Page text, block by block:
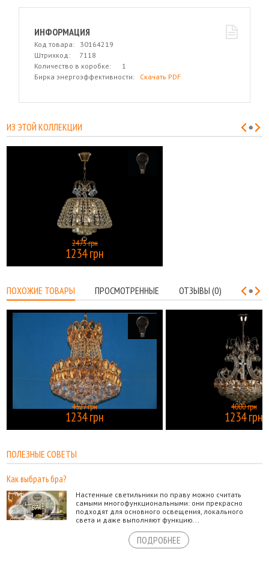
ИНФОРМАЦИЯ
Код товара: 30164219
Штрихкод: 7118
Количество в коробке: 1
Бирка энергоэффективности: Скачать PDF
ИЗ ЭТОЙ КОЛЛЕКЦИИ
2473 грн
1234 грн
ПОХОЖИЕ ТОВАРЫ ПРОСМОТРЕННЫЕ ОТЗЫВЫ (0)
4527 грн
1234 грн
4000 грн
1234 грн
ПОЛЕЗНЫЕ СОВЕТЫ
Как выбрать бра?
Настенные светильники по праву можно считать
самыми многофункциональными: они прекрасно
подходят для основного освещения, локального
света и даже выполняют функцию...
ПОДРОБНЕЕ